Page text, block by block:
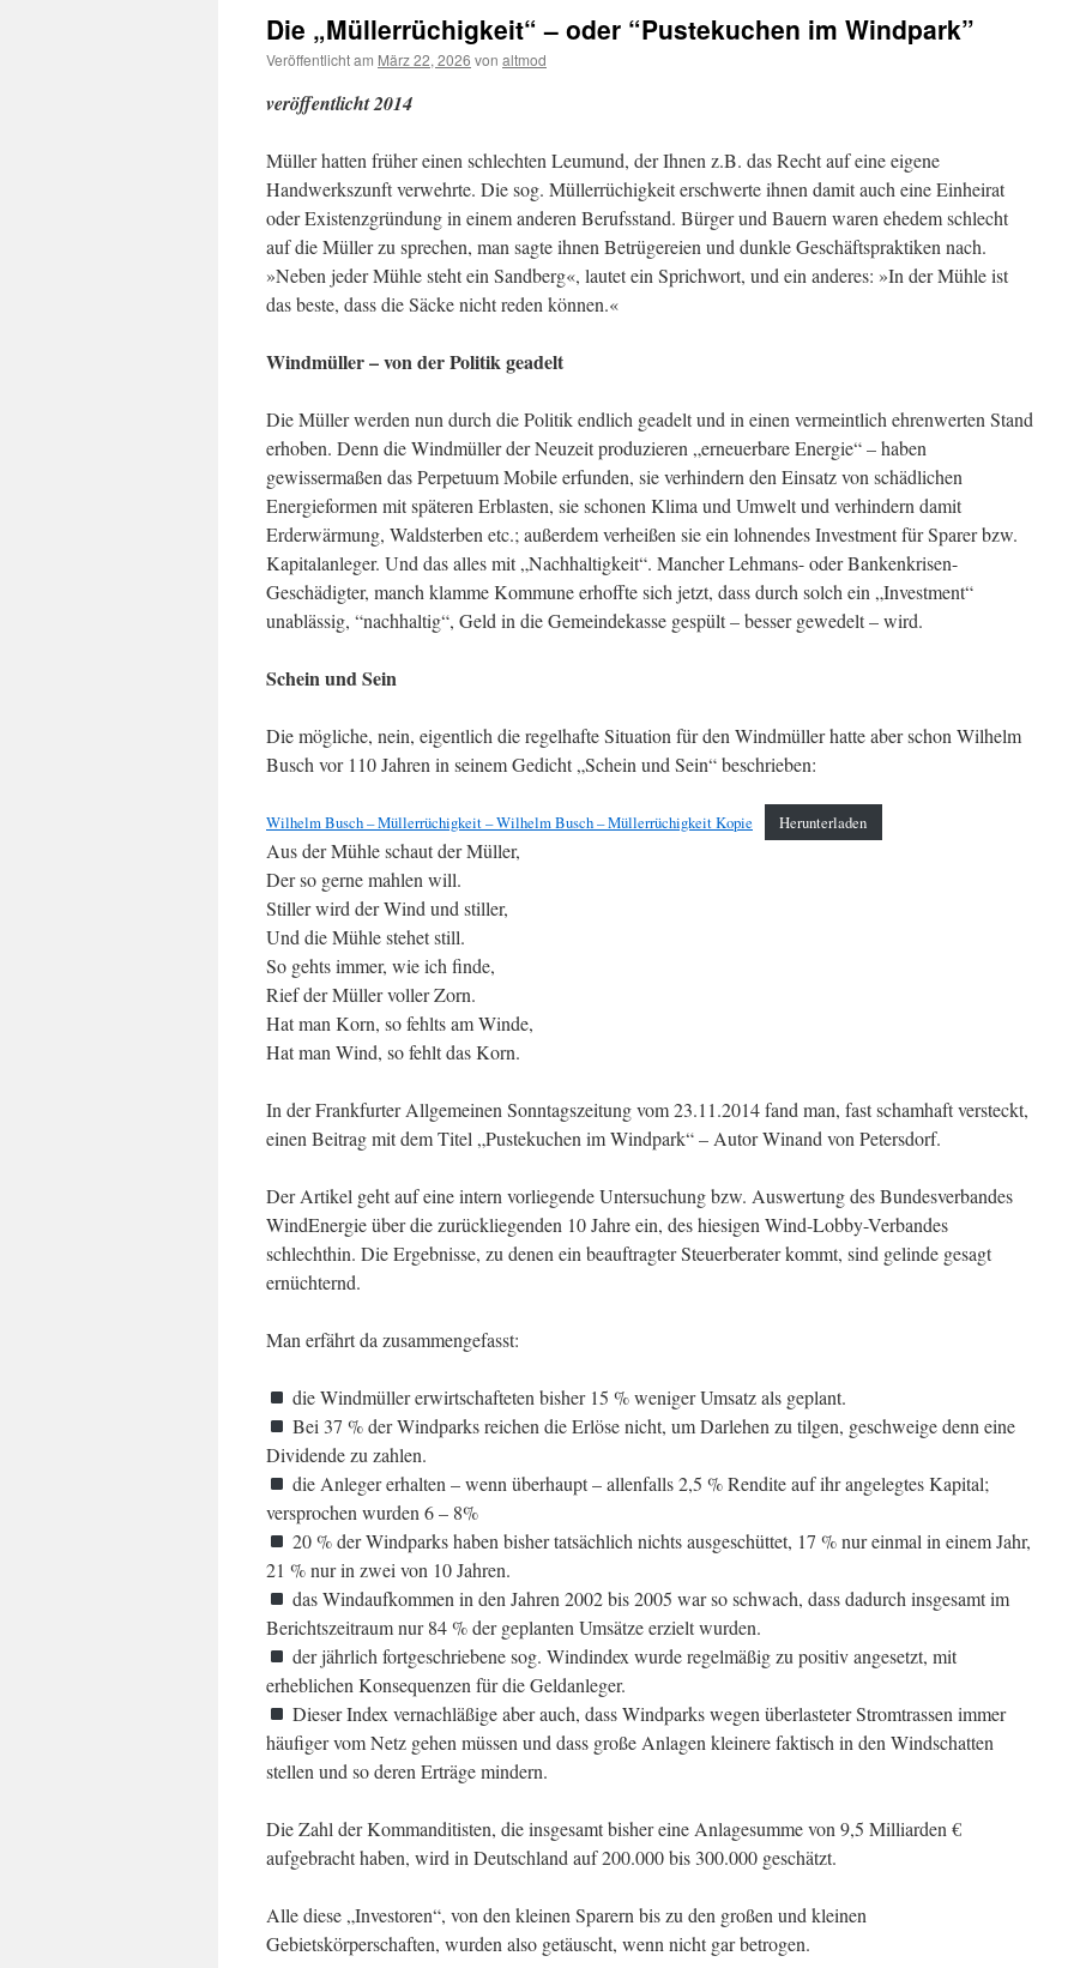
Die „Müllerrüchigkeit“ – oder “Pustekuchen im Windpark”
Veröffentlicht am März 22, 2026 von altmod
veröffentlicht 2014
Müller hatten früher einen schlechten Leumund, der Ihnen z.B. das Recht auf eine eigene
Handwerkszunft verwehrte. Die sog. Müllerrüchigkeit erschwerte ihnen damit auch eine Einheirat
oder Existenzgründung in einem anderen Berufsstand. Bürger und Bauern waren ehedem schlecht
auf die Müller zu sprechen, man sagte ihnen Betrügereien und dunkle Geschäftspraktiken nach.
»Neben jeder Mühle steht ein Sandberg«, lautet ein Sprichwort, und ein anderes: »In der Mühle ist
das beste, dass die Säcke nicht reden können.«
Windmüller – von der Politik geadelt
Die Müller werden nun durch die Politik endlich geadelt und in einen vermeintlich ehrenwerten Stand
erhoben. Denn die Windmüller der Neuzeit produzieren „erneuerbare Energie“ – haben
gewissermaßen das Perpetuum Mobile erfunden, sie verhindern den Einsatz von schädlichen
Energieformen mit späteren Erblasten, sie schonen Klima und Umwelt und verhindern damit
Erderwärmung, Waldsterben etc.; außerdem verheißen sie ein lohnendes Investment für Sparer bzw.
Kapitalanleger. Und das alles mit „Nachhaltigkeit“. Mancher Lehmans- oder Bankenkrisen-
Geschädigter, manch klamme Kommune erhoffte sich jetzt, dass durch solch ein „Investment“
unablässig, “nachhaltig“, Geld in die Gemeindekasse gespült – besser gewedelt – wird.
Schein und Sein
Die mögliche, nein, eigentlich die regelhafte Situation für den Windmüller hatte aber schon Wilhelm
Busch vor 110 Jahren in seinem Gedicht „Schein und Sein“ beschrieben:
Wilhelm Busch – Müllerrüchigkeit – Wilhelm Busch – Müllerrüchigkeit Kopie Herunterladen
Aus der Mühle schaut der Müller,
Der so gerne mahlen will.
Stiller wird der Wind und stiller,
Und die Mühle stehet still.
So gehts immer, wie ich finde,
Rief der Müller voller Zorn.
Hat man Korn, so fehlts am Winde,
Hat man Wind, so fehlt das Korn.
In der Frankfurter Allgemeinen Sonntagszeitung vom 23.11.2014 fand man, fast schamhaft versteckt,
einen Beitrag mit dem Titel „Pustekuchen im Windpark“ – Autor Winand von Petersdorf.
Der Artikel geht auf eine intern vorliegende Untersuchung bzw. Auswertung des Bundesverbandes
WindEnergie über die zurückliegenden 10 Jahre ein, des hiesigen Wind-Lobby-Verbandes
schlechthin. Die Ergebnisse, zu denen ein beauftragter Steuerberater kommt, sind gelinde gesagt
ernüchternd.
Man erfährt da zusammengefasst:
die Windmüller erwirtschafteten bisher 15 % weniger Umsatz als geplant.
Bei 37 % der Windparks reichen die Erlöse nicht, um Darlehen zu tilgen, geschweige denn eine
Dividende zu zahlen.
die Anleger erhalten – wenn überhaupt – allenfalls 2,5 % Rendite auf ihr angelegtes Kapital;
versprochen wurden 6 – 8%
20 % der Windparks haben bisher tatsächlich nichts ausgeschüttet, 17 % nur einmal in einem Jahr,
21 % nur in zwei von 10 Jahren.
das Windaufkommen in den Jahren 2002 bis 2005 war so schwach, dass dadurch insgesamt im
Berichtszeitraum nur 84 % der geplanten Umsätze erzielt wurden.
der jährlich fortgeschriebene sog. Windindex wurde regelmäßig zu positiv angesetzt, mit
erheblichen Konsequenzen für die Geldanleger.
Dieser Index vernachläßige aber auch, dass Windparks wegen überlasteter Stromtrassen immer
häufiger vom Netz gehen müssen und dass große Anlagen kleinere faktisch in den Windschatten
stellen und so deren Erträge mindern.
Die Zahl der Kommanditisten, die insgesamt bisher eine Anlagesumme von 9,5 Milliarden €
aufgebracht haben, wird in Deutschland auf 200.000 bis 300.000 geschätzt.
Alle diese „Investoren“, von den kleinen Sparern bis zu den großen und kleinen
Gebietskörperschaften, wurden also getäuscht, wenn nicht gar betrogen.